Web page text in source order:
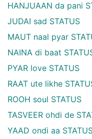
HANJUAAN da pani
JUDAI sad STATUS
MAUT naal pyar
NAINA di baat
PYAR love STATUS
RAAT ute likhe
ROOH soul STATUS
TASVEER ohdi de
YAAD ondi aa